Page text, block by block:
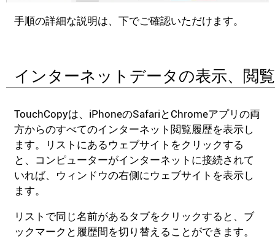
手順の詳細な説明は、下でご確認いただけます。
インターネットデータの表示、閲覧
TouchCopyは、iPhoneのSafariとChromeアプリの両
方からのすべてのインターネット閲覧履歴を表示し
ます。リストにあるウェブサイトをクリックする
と、コンピューターがインターネットに接続されて
いれば、ウィンドウの右側にウェブサイトを表示し
ます。
リストで同じ名前があるタブをクリックすると、ブ
ックマークと履歴間を切り替えることができます。